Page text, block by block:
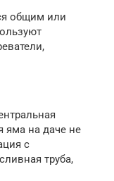
общим или
яма на даче не
с
труба,